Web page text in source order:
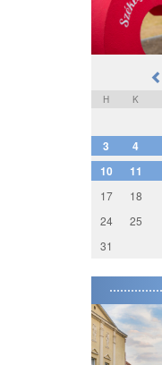
H K
3 4
10 11
17
18
24
25
31